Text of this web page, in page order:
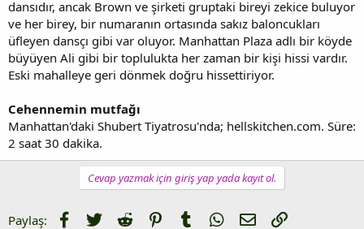
dansıdır, ancak Brown ve şirketi gruptaki bireyi zekice buluyor
ve her birey, bir numaranın ortasında sakız baloncukları
üfleyen dansçı gibi var oluyor. Manhattan Plaza adlı bir köyde
büyüyen Ali gibi bir toplulukta her zaman bir kişi hissi vardır.
Eski mahalleye geri dönmek doğru hissettiriyor.
Cehennemin mutfağı
Manhattan'daki Shubert Tiyatrosu'nda; hellskitchen.com. Süre:
2 saat 30 dakika.
Cevap yazmak için giriş yap yada kayıt ol.
Paylaş: Facebook
TwitterReddit PinterestTumblrWhatsApp
E-postaLink